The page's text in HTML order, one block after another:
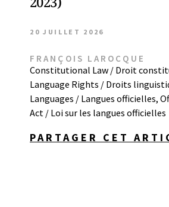
20 JUILLET 2026
FRANÇOIS LAROCQUE
Constitutional Law / Droit
Language Rights / Droits
Languages / Langues officielles,
Act / Loi sur les langues officielles
PARTAGER CET